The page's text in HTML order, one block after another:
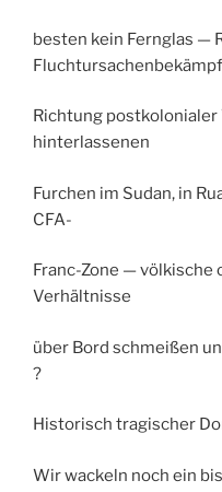
besten kein Fernglas —
Richtung
hinterlassenen
Furchen im Sudan, in
CFA-
Franc-Zone — völkische
Verhältnisse
über Bord schmeißen
?
Historisch tragischer
Wir wackeln noch ein